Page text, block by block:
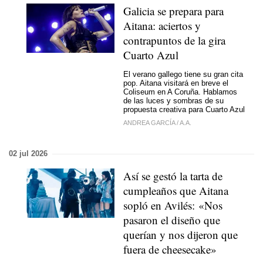
Galicia se prepara para
Aitana: aciertos y
contrapuntos de la gira
Cuarto Azul
El verano gallego tiene su gran cita
pop. Aitana visitará en breve el
Coliseum en A Coruña. Hablamos
de las luces y sombras de su
propuesta creativa para Cuarto Azul
ANDREA GARCÍA/A.A.
02 jul 2026
Así se gestó la tarta de
cumpleaños que Aitana
sopló en Avilés: «Nos
pasaron el diseño que
querían y nos dijeron que
fuera de cheesecake»